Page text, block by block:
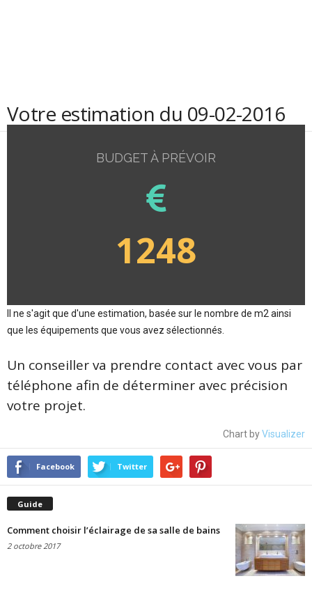
Votre estimation du 09-02-2016
BUDGET À PRÉVOIR
1248
Il ne s'agit que d'une estimation, basée sur le nombre de m2 ainsi
que les équipements que vous avez sélectionnés.
Un conseiller va prendre contact avec vous par
téléphone afin de déterminer avec précision
votre projet.
Chart byVisualizer
Facebook Twitter
Guide
Comment choisir l’éclairage de sa salle de bains
2 octobre 2017